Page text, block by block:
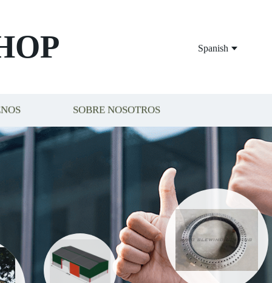
Spanish
SOBRE NOSOTROS